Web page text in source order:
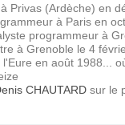
Privas (Ardèche) en
à Paris en
programmeur à
à Grenoble le 4
en août 1988...
CHAUTARD sur le